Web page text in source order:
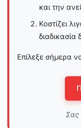
και την
Κοστίζει
διαδικασία
Επίλεξε σήμερα
Σας